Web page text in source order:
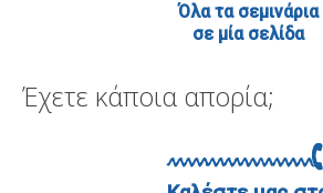
Όλα τα σεμινάρια
σε μία σελίδα
Έχετε κάποια απορία;